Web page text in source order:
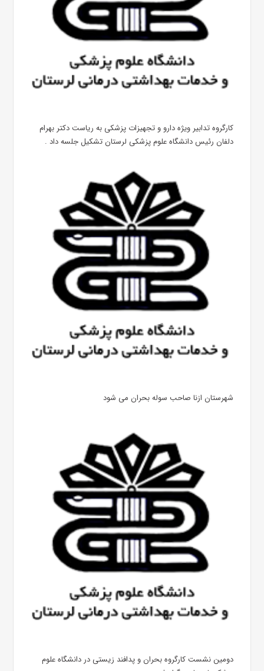
کارگروه تدابیر ویژه دارو و تجهیزات پزشکی به ریاست دکتر بهرام
دلفان رئیس دانشگاه علوم پزشکی لرستان تشکیل جلسه داد .
شهرستان ازنا صاحب سوله بحران می شود
دومین نشست کارگروه بحران و پدافند زیستی در دانشگاه علوم